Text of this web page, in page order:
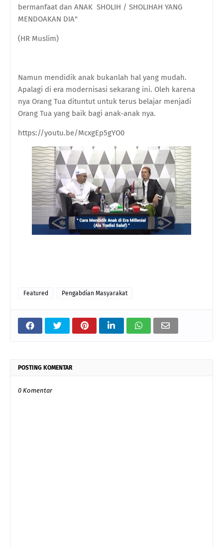
bermanfaat dan ANAK SHOLIH / SHOLIHAH YANG
MENDOAKAN DIA"
(HR Muslim)
Namun mendidik anak bukanlah hal yang mudah.
Apalagi di era modernisasi sekarang ini. Oleh karena
nya Orang Tua dituntut untuk terus belajar menjadi
Orang Tua yang baik bagi anak-anak nya.
https://youtu.be/McxgEp5gYO0
Featured Pengabdian Masyarakat
POSTING KOMENTAR
0 Komentar